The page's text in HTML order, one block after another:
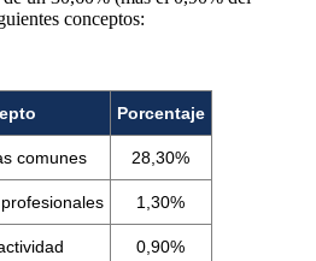
conceptos:
Porcentaje
comunes 28,30%
1,30%
0,90%